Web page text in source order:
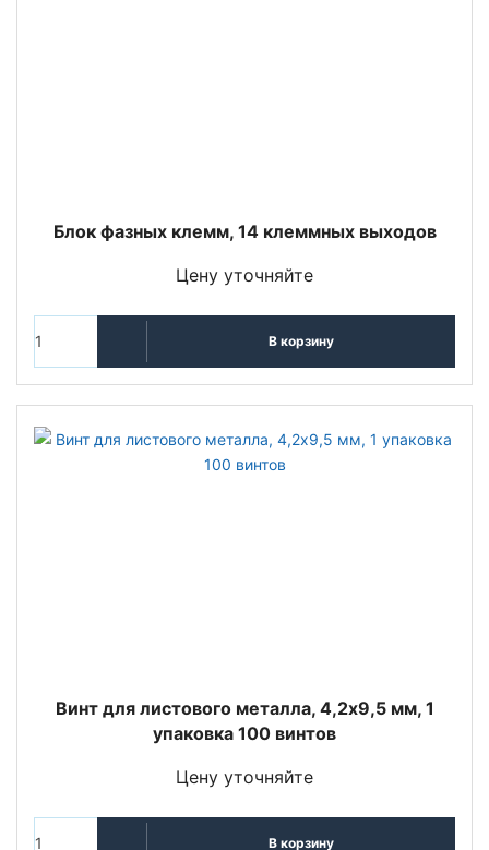
Блок фазных клемм, 14 клеммных выходов
Цену уточняйте
В корзину
Винт для листового металла, 4,2x9,5 мм, 1
упаковка 100 винтов
Цену уточняйте
В корзину